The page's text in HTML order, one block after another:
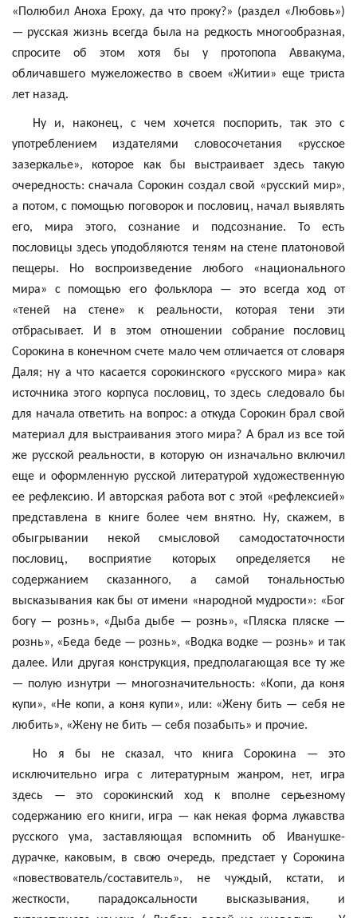
«Полюбил Аноха Ероху, да что проку?» (раздел «Любовь»)
— русская жизнь всегда была на редкость многообразная,
спросите об этом хотя бы у протопопа Аввакума,
обличавшего мужеложествов своем «Житии» еще триста
лет назад.
Ну и, наконец, с чем хочется поспорить, так это с
употреблением издателями словосочетания «русское
зазеркалье», которое как бы выстраивает здесь такую
очередность: сначала Сорокин создал свой «русский мир»,
а потом, с помощью поговорок и пословиц, начал выявлять
его, мира этого, сознание и подсознание. То есть
пословицы здесь уподобляются теням на стене платоновой
пещеры. Но воспроизведение любого «национального
мира» с помощью его фольклора — это всегда ход от
«теней на стене» к реальности, которая тени эти
отбрасывает. И в этом отношении собрание пословиц
Сорокина в конечном счете мало чем отличается от словаря
Даля; ну а что касается сорокинского«русского мира» как
источника этого корпуса пословиц, то здесь следовало бы
для начала ответить на вопрос: а откуда Сорокин брал свой
материал для выстраивания этого мира? А брал из все той
же русской реальности, в которую он изначально включил
еще и оформленную русской литературой художественную
ее рефлексию. И авторская работа вот с этой «рефлексией»
представлена в книге более чем внятно. Ну, скажем, в
обыгрывании некой смысловой самодостаточности
пословиц, восприятие которых определяется не
содержанием сказанного, а самой тональностью
высказывания как бы от имени «народной мудрости»: «Бог
богу — рознь», «Дыба дыбе — рознь», «Пляска пляске —
рознь», «Беда беде — рознь», «Водка водке — рознь» и так
далее. Или другая конструкция, предполагающая все ту же
— полую изнутри — многозначительность: «Копи, да коня
купи», «Не копи, а коня купи», или: «Жену бить — себя не
любить», «Жену не бить — себя позабыть» и прочие.
Но я бы не сказал, что книга Сорокина — это
исключительно игра с литературным жанром, нет, игра
здесь — этосорокинский ход к вполне серьезному
содержанию его книги, игра — как некая форма лукавства
русского ума, заставляющая вспомнить об Иванушке-
дурачке, каковым, в свою очередь, предстает у Сорокина
«повествователь/составитель», не чуждый, кстати, и
жесткости, парадоксальности высказывания, и